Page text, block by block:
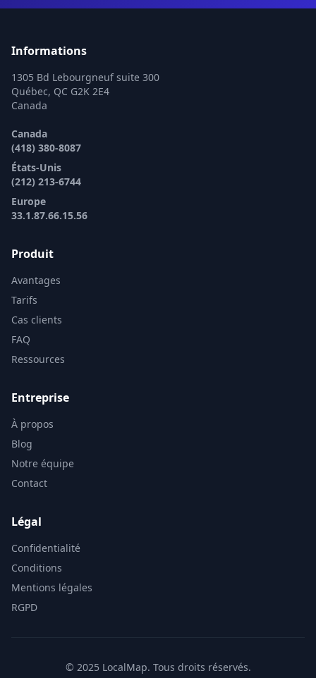
Informations
1305 Bd Lebourgneuf suite 300
Québec, QC G2K 2E4
Canada
Canada
(418) 380-8087
États-Unis
(212) 213-6744
Europe
33.1.87.66.15.56
Produit
Avantages
Tarifs
Cas clients
FAQ
Ressources
Entreprise
À propos
Blog
Notre équipe
Contact
Légal
Confidentialité
Conditions
Mentions légales
RGPD
© 2025 LocalMap. Tous droits réservés.